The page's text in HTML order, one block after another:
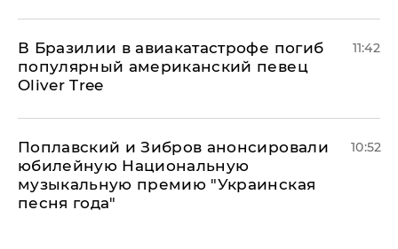
В Бразилии в авиакатастрофе погиб
популярный американский певец
Oliver Tree
11:42
Поплавский и Зибров анонсировали
юбилейную Национальную
музыкальную премию "Украинская
песня года"
10:52